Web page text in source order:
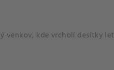
venkov, kde vrcholí desítky let